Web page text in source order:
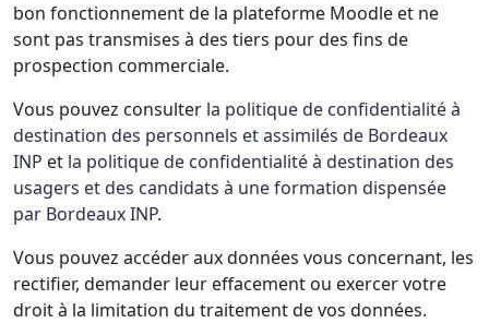
bon fonctionnement de la plateforme Moodle et ne
sont pas transmises à des tiers pour des fins de
prospection commerciale.
Vous pouvez consulter la politique de confidentialité à
destination des personnels et assimilés de Bordeaux
INP et la politique de confidentialité à destination des
usagers et des candidats à une formation dispensée
par Bordeaux INP.
Vous pouvez accéder aux données vous concernant, les
rectifier, demander leur effacement ou exercer votre
droit à la limitation du traitement de vos données.